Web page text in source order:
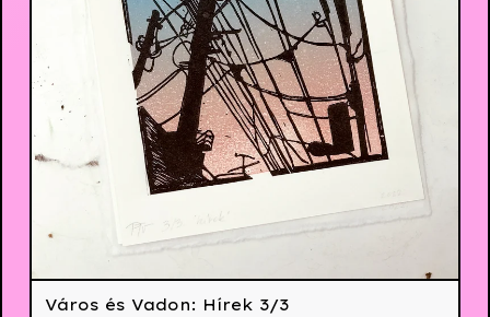
Város és Vadon: Hírek 3/3